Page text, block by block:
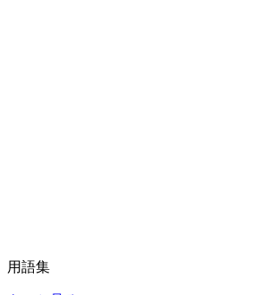
用語集